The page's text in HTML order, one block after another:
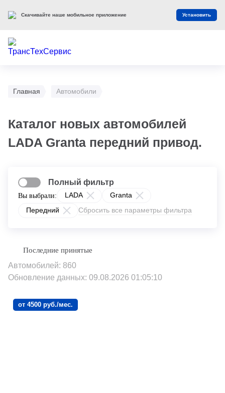
Главная Автомобили
Каталог новых автомобилей
LADA Granta передний привод.
Вы выбрали: LADA
Granta
Передний
Сбросить все параметры фильтра
Полный фильтр
Автомобилей: 860
Обновление данных: 09.08.2026 01:05:10
от 4500 руб./мес.
Скачивайте наше мобильное приложение Установить